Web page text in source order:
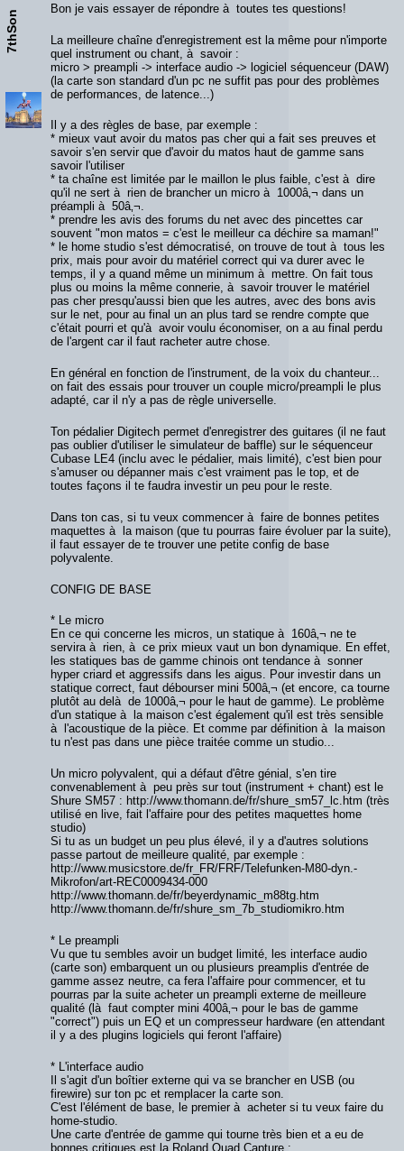
7thSon
Bon je vais essayer de répondre à toutes tes questions!
La meilleure chaîne d'enregistrement est la même pour n'importe
quel instrument ou chant, à savoir :
micro > preampli -> interface audio -> logiciel séquenceur (DAW)
(la carte son standard d'un pc ne suffit pas pour des problèmes
de performances, de latence...)
Il y a des règles de base, par exemple :
* mieux vaut avoir du matos pas cher qui a fait ses preuves et
savoir s'en servir que d'avoir du matos haut de gamme sans
savoir l'utiliser
* ta chaîne est limitée par le maillon le plus faible, c'est à dire
qu'il ne sert à rien de brancher un micro à 1000â‚¬ dans un
préampli à 50â‚¬.
* prendre les avis des forums du net avec des pincettes car
souvent "mon matos = c'est le meilleur ca déchire sa maman!"
* le home studio s'est démocratisé, on trouve de tout à tous les
prix, mais pour avoir du matériel correct qui va durer avec le
temps, il y a quand même un minimum à mettre. On fait tous
plus ou moins la même connerie, à savoir trouver le matériel
pas cher presqu'aussi bien que les autres, avec des bons avis
sur le net, pour au final un an plus tard se rendre compte que
c'était pourri et qu'à avoir voulu économiser, on a au final perdu
de l'argent car il faut racheter autre chose.
En général en fonction de l'instrument, de la voix du chanteur...
on fait des essais pour trouver un couple micro/preampli le plus
adapté, car il n'y a pas de règle universelle.
Ton pédalier Digitech permet d'enregistrer des guitares (il ne faut
pas oublier d'utiliser le simulateur de baffle) sur le séquenceur
Cubase LE4 (inclu avec le pédalier, mais limité), c'est bien pour
s'amuser ou dépanner mais c'est vraiment pas le top, et de
toutes façons il te faudra investir un peu pour le reste.
Dans ton cas, si tu veux commencer à faire de bonnes petites
maquettes à la maison (que tu pourras faire évoluer par la suite),
il faut essayer de te trouver une petite config de base
polyvalente.
CONFIG DE BASE
* Le micro
En ce qui concerne les micros, un statique à 160â‚¬ ne te
servira à rien, à ce prix mieux vaut un bon dynamique. En effet,
les statiques bas de gamme chinois ont tendance à sonner
hyper criard et aggressifs dans les aigus. Pour investir dans un
statique correct, faut débourser mini 500â‚¬ (et encore, ca tourne
plutôt au delà de 1000â‚¬ pour le haut de gamme). Le problème
d'un statique à la maison c'est également qu'il est très sensible
à l'acoustique de la pièce. Et comme par définition à la maison
tu n'est pas dans une pièce traitée comme un studio...
Un micro polyvalent, qui a défaut d'être génial, s'en tire
convenablement à peu près sur tout (instrument + chant) est le
Shure SM57 : http://www.thomann.de/fr/shure_sm57_lc.htm (très
utilisé en live, fait l'affaire pour des petites maquettes home
studio)
Si tu as un budget un peu plus élevé, il y a d'autres solutions
passe partout de meilleure qualité, par exemple :
http://www.musicstore.de/fr_FR/FRF/Telefunken-M80-dyn.-
Mikrofon/art-REC0009434-000
http://www.thomann.de/fr/beyerdynamic_m88tg.htm
http://www.thomann.de/fr/shure_sm_7b_studiomikro.htm
* Le preampli
Vu que tu sembles avoir un budget limité, les interface audio
(carte son) embarquent un ou plusieurs preamplis d'entrée de
gamme assez neutre, ca fera l'affaire pour commencer, et tu
pourras par la suite acheter un preampli externe de meilleure
qualité (là faut compter mini 400â‚¬ pour le bas de gamme
"correct") puis un EQ et un compresseur hardware (en attendant
il y a des plugins logiciels qui feront l'affaire)
* L'interface audio
Il s'agit d'un boîtier externe qui va se brancher en USB (ou
firewire) sur ton pc et remplacer la carte son.
C'est l'élément de base, le premier à acheter si tu veux faire du
home-studio.
Une carte d'entrée de gamme qui tourne très bien et a eu de
bonnes critiques est la Roland Quad Capture :